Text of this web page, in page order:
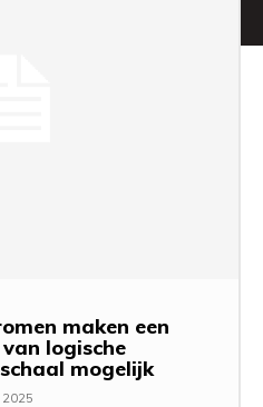
maken een
logische
mogelijk
2025